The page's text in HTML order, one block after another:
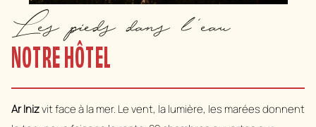
Les pieds dans l'eau
NOTRE HÔTEL
Ar Inizvit face à la mer. Le vent, la lumière, les marées donnent